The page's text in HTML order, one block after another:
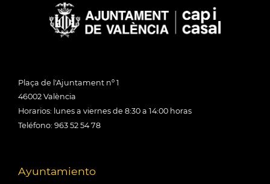
Plaça de l'Ajuntament nº 1
46002 València
Horarios: lunes a viernes de 8:30 a 14:00 horas
Teléfono: 963 52 54 78
Ayuntamiento